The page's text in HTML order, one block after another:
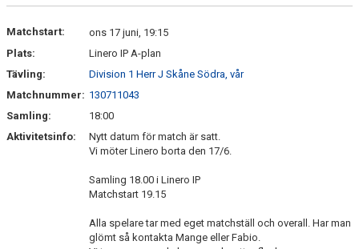
SKÅNEBOLL LAGSIDA
P19 INSTAGRAM
Matchstart:
ons 17 juni, 19:15
Plats:
Linero IP A-plan
Tävling:
Division 1 Herr J Skåne Södra, vår
Matchnummer: 130711043
Samling:
18:00
Aktivitetsinfo:
Nytt datum för match är satt.
Vi möter Linero borta den 17/6.
Samling 18.00 i Linero IP
Matchstart 19.15
Alla spelare tar med eget matchställ och overall. Har man
glömt så kontakta Mange eller Fabio.